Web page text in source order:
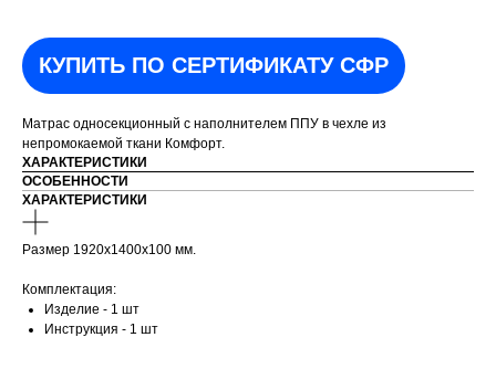
КУПИТЬ ПО СЕРТИФИКАТУ СФР
Матрас односекционный с наполнителем ППУ в чехле из
непромокаемой ткани Комфорт.
ХАРАКТЕРИСТИКИ
ОСОБЕННОСТИ
ХАРАКТЕРИСТИКИ
Размер 1920х1400х100 мм.
Комплектация:
Изделие - 1 шт
Инструкция - 1 шт